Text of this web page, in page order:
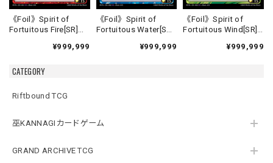
CATEGORY
Riftbound TCG
巫KANNAGIカードゲーム
GRAND ARCHIVE TCG
《Foil》Spirit of
Fortuitous Fire[SR]
¥999,999
《Foil》Spirit of
Fortuitous Water[SR]
¥999,999
《Foil》Spirit of
Fortuitous Wind[SR]
¥999,999